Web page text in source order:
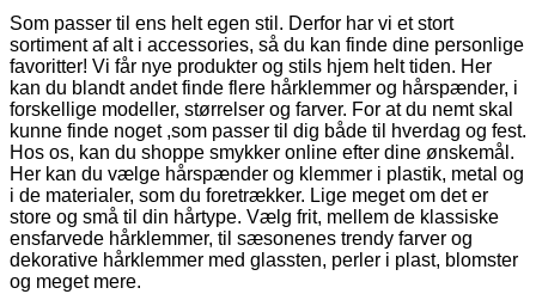
Som passer til ens helt egen stil. Derfor har vi et stort
sortiment af alt i accessories, så du kan finde dine personlige
favoritter! Vi får nye produkter og stils hjem helt tiden. Her
kan du blandt andet finde flere hårklemmer og hårspænder, i
forskellige modeller, størrelser og farver. For at du nemt skal
kunne finde noget ,som passer til dig både til hverdag og fest.
Hos os, kan du shoppe smykker online efter dine ønskemål.
Her kan du vælge hårspænder og klemmer i plastik, metal og
i de materialer, som du foretrækker. Lige meget om det er
store og små til din hårtype. Vælg frit, mellem de klassiske
ensfarvede hårklemmer, til sæsonenes trendy farver og
dekorative hårklemmer med glassten, perler i plast, blomster
og meget mere.